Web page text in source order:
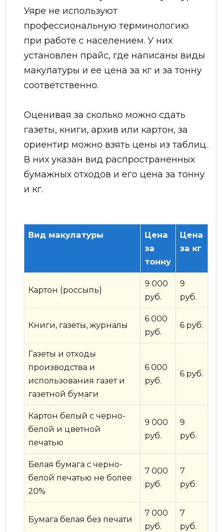
Уяре не используют
профессиональную терминологию
при работе с населением. У них
установлен прайс, где написаны виды
макулатуры и ее цена за кг и за тонну
соответственно.
Оценивая за сколько можно сдать
газеты, книги, архив или картон, за
ориентир можно взять цены из таблиц.
В них указан вид распространенных
бумажных отходов и его цена за тонну
и кг.
Вид макулатуры
Цена
за
тонну
Цена
за кг
Картон (россыпь)
9 000
руб.
9
руб.
Книги, газеты, журналы
6 000
руб.
6 руб.
Газеты и отходы
производства и
использования газет и
газетной бумаги
6 000
руб.
6 руб.
Картон белый с черно-
белой и цветной
печатью
9 000
руб.
9
руб.
Белая бумага с черно-
белой печатью не более
20%
7 000
руб.
7
руб.
Бумага белая без печати
7 000
руб.
7
руб.